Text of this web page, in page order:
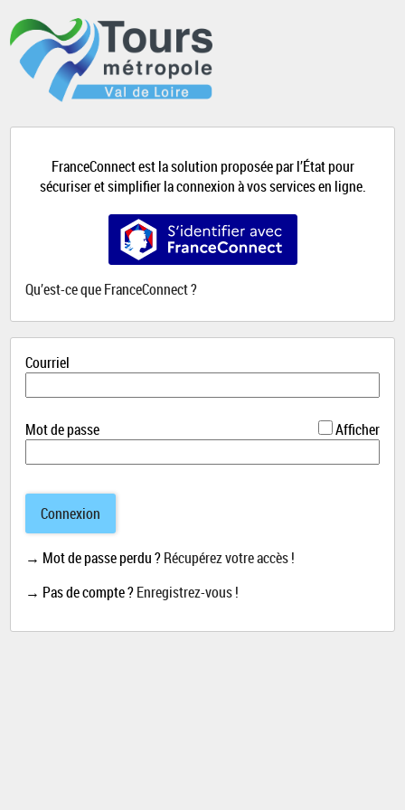
FranceConnect est la solution proposée par l’État pour
sécuriser et simplifier la connexion à vos services en ligne.
S’identifier avec FranceConnect
Qu’est-ce que FranceConnect ?
Courriel
Mot de passe Afficher
Connexion
→ Mot de passe perdu ?Récupérez votre accès !
→ Pas de compte ?Enregistrez-vous !